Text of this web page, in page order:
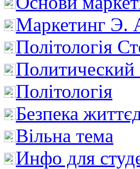
Маркетинг Э.
Політологія
Политический
Політологія
Безпека
Вільна тема
Инфо для